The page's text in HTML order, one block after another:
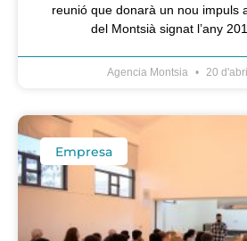
reunió que donarà un nou impuls
del Montsià signat l’any
Agencia Montsia 20
Empresa